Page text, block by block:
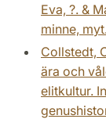
Eva, ?. &
minne,
Collstedt,
ära och
elitkultur.